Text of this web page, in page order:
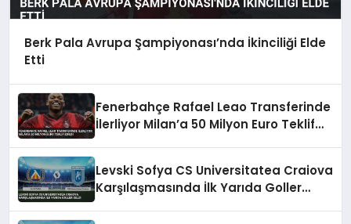
Berk Pala Avrupa Şampiyonası’nda İkinciliği Elde
Etti
Fenerbahçe Rafael Leao Transferinde
İlerliyor Milan’a 50 Milyon Euro Teklif
Levski Sofya CS Universitatea Craiova
Karşılaşmasında İlk Yarıda Goller